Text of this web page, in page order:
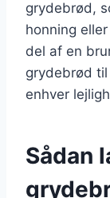
grydebrød,
honning
del af en
grydebrød
enhver
Sådan